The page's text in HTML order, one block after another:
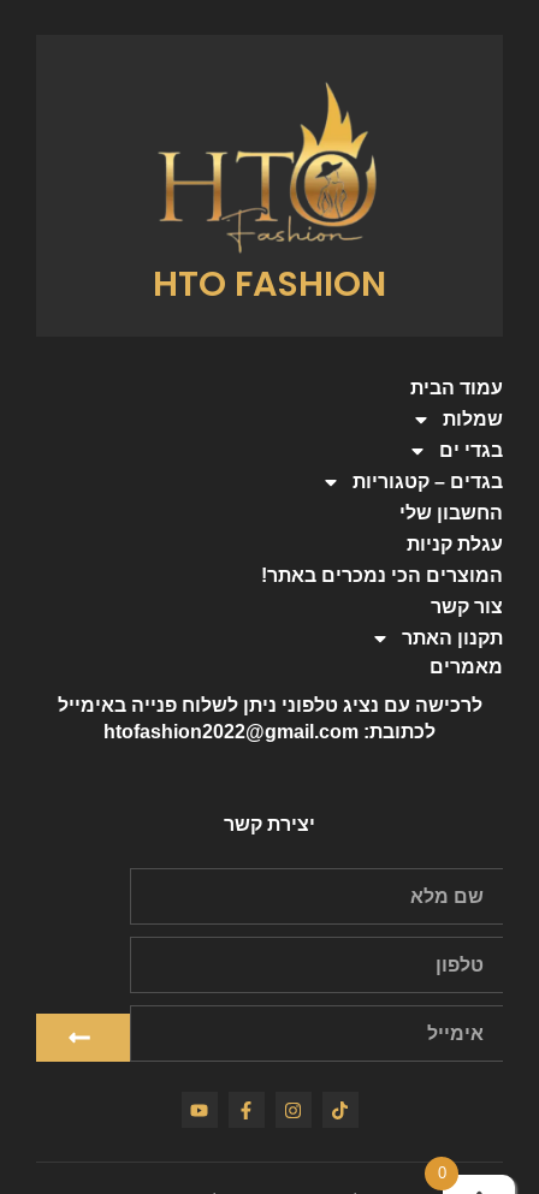
HTO FASHION
עמוד הבית
שמלות
בגדי ים
בגדים – קטגוריות
החשבון שלי
עגלת קניות
המוצרים הכי נמכרים באתר!
צור קשר
תקנון האתר
מאמרים
לרכישה עם נציג טלפוני ניתן לשלוח פנייה באימייל
לכתובת: htofashion2022@gmail.com
יצירת קשר
0